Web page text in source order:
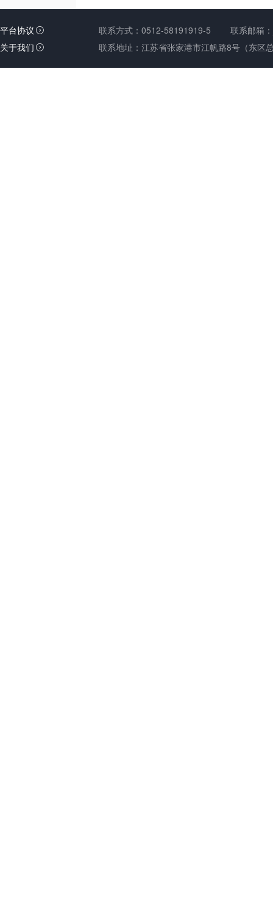
平台协议
关于我们
联系方式：0512-58191919-5 联系邮箱：
联系地址：江苏省张家港市江帆路8号（东区